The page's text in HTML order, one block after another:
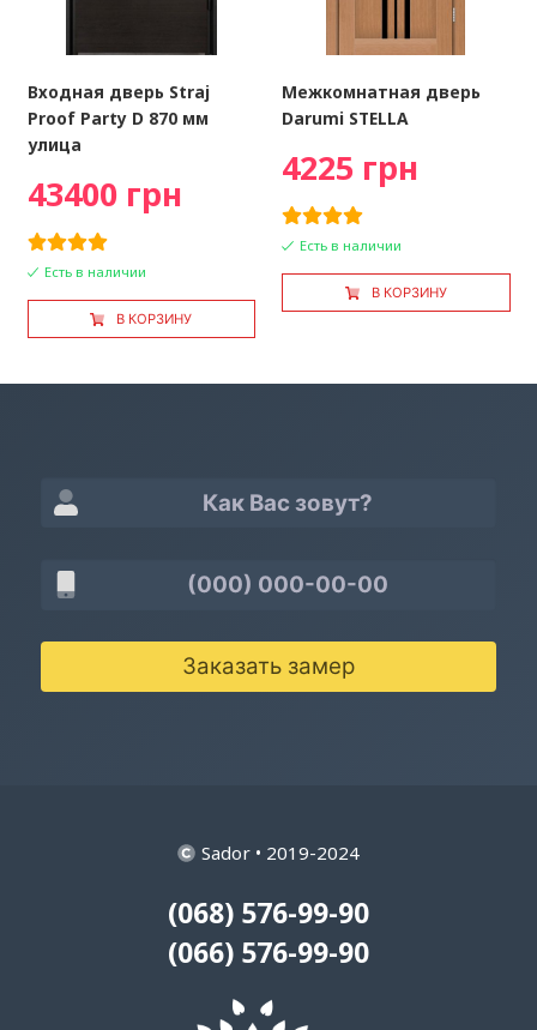
Входная дверь Straj
Proof Party D 870 мм
улица
43400 грн
Есть в наличии
В КОРЗИНУ
Межкомнатная дверь
Darumi STELLA
4225 грн
Есть в наличии
В КОРЗИНУ
Заказать замер
Sador • 2019-2024
(068) 576-99-90
(066) 576-99-90